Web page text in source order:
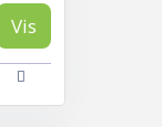
Vis